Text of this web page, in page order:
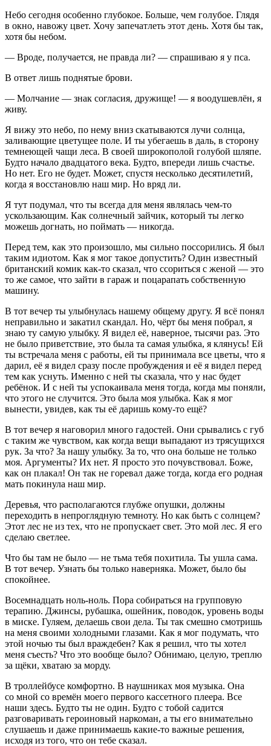
Небо сегодня особенно глубокое. Больше, чем голубое. Глядя
в окно, навожу цвет. Хочу запечатлеть этот день. Хотя бы так,
хотя бы небом.
— Вроде, получается, не правда ли? — спрашиваю я у пса.
В ответ лишь поднятые брови.
— Молчание — знак согласия, дружище! — я воодушевлён, я
живу.
Я вижу это небо, по нему вниз скатываются лучи солнца,
заливающие цветущее поле. И ты убегаешь в даль, в сторону
темнеющей чащи леса. В своей широкополой голубой шляпе.
Будто начало двадцатого века. Будто, впереди лишь счастье.
Но нет. Его не будет. Может, спустя несколько десятилетий,
когда я восстановлю наш мир. Но вряд ли.
Я тут подумал, что ты всегда для меня являлась чем-то
ускользающим. Как солнечный зайчик, который ты легко
можешь догнать, но поймать — никогда.
Перед тем, как это произошло, мы сильно поссорились. Я был
таким идиотом. Как я мог такое допустить? Один известный
британский комик как-то сказал, что ссориться с женой — это
то же самое, что зайти в гараж и поцарапать собственную
машину.
В тот вечер ты улыбнулась нашему общему другу. Я всё понял
неправильно и закатил скандал. Но, чёрт бы меня побрал, я
знаю ту самую улыбку. Я видел её, наверное, тысячи раз. Это
не было приветствие, это была та самая улыбка, я клянусь! Ей
ты встречала меня с работы, ей ты принимала все цветы, что я
дарил, её я видел сразу после пробуждения и её я видел перед
тем как уснуть. Именно с ней ты сказала, что у нас будет
ребёнок. И с ней ты успокаивала меня тогда, когда мы поняли,
что этого не случится. Это была моя улыбка. Как я мог
вынести, увидев, как ты её даришь кому-то ещё?
В тот вечер я наговорил много гадостей. Они срывались с губ
с таким же чувством, как когда вещи выпадают из трясущихся
рук. За что? За нашу улыбку. За то, что она больше не только
моя. Аргументы? Их нет. Я просто это почувствовал. Боже,
как он плакал! Он так не горевал даже тогда, когда его родная
мать покинула наш мир.
Деревья, что располагаются глубже опушки, должны
переходить в непроглядную темноту. Но как быть с солнцем?
Этот лес не из тех, что не пропускает свет. Это мой лес. Я его
сделаю светлее.
Что бы там не было — не тьма тебя похитила. Ты ушла сама.
В тот вечер. Узнать бы только наверняка. Может, было бы
спокойнее.
Восемнадцать ноль-ноль. Пора собираться на групповую
терапию. Джинсы, рубашка, ошейник, поводок, уровень воды
в миске. Гуляем, делаешь свои дела. Ты так смешно смотришь
на меня своими холодными глазами. Как я мог подумать, что
этой ночью ты был враждебен? Как я решил, что ты хотел
меня съесть? Что это вообще было? Обнимаю, целую, треплю
за щёки, хватаю за морду.
В троллейбусе комфортно. В наушниках моя музыка. Она
со мной со времён моего первого кассетного плеера. Все
наши здесь. Будто ты не один. Будто с тобой садится
разговаривать героиновый наркоман, а ты его внимательно
слушаешь и даже принимаешь какие-то важные решения,
исходя из того, что он тебе сказал.